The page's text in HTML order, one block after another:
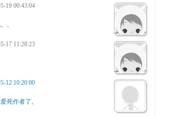
19 00:43:04
。
17 11:28:23
12 10:20:00
死作者了。